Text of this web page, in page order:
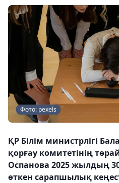
Фото: pexels
ҚР Білім министрлігі
қорғау комитетінің
Оспанова 2025 жылдың
өткен сарапшылық